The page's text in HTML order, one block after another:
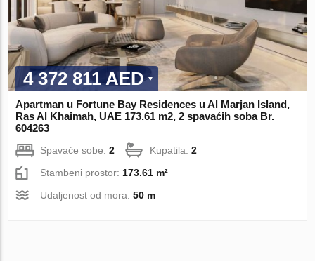
4 372 811 AED
Apartman u Fortune Bay Residences u Al Marjan Island,
Ras Al Khaimah, UAE 173.61 m2, 2 spavaćih soba Br.
604263
Spavaće sobe:2 Kupatila:2
Stambeni prostor: 173.61 m²
Udaljenost od mora:50 m